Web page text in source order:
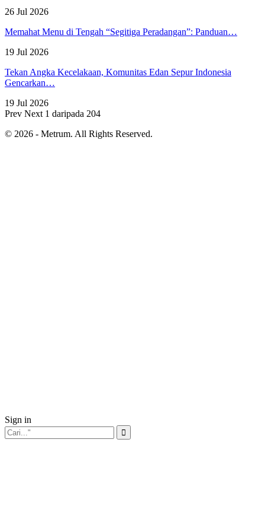
26 Jul 2026
Memahat Menu di Tengah “Segitiga Peradangan”: Panduan…
19 Jul 2026
Tekan Angka Kecelakaan, Komunitas Edan Sepur Indonesia
Gencarkan…
19 Jul 2026
Prev Next 1 daripada 204
© 2026 - Metrum. All Rights Reserved.
Sign in